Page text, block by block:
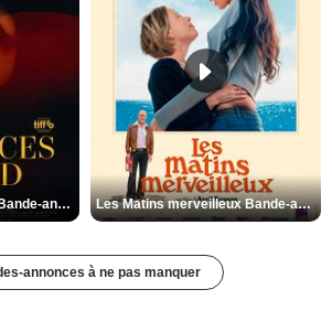
Les Silences de Riyad Bande-annonce VO STFR Les Matins merveilleux Bande-annonce VF
annonces à ne pas manquer